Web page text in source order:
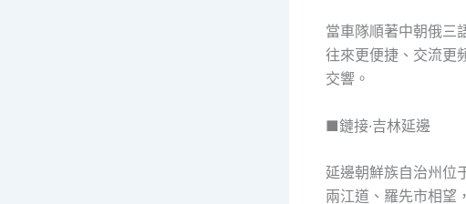
當車隊順著中朝俄三
往來更便捷、交流更
交響。
■鏈接·吉林延邊
延邊朝鮮族自治州位
兩江道、羅先市相望